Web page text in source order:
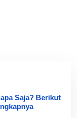
Saja? Berikut